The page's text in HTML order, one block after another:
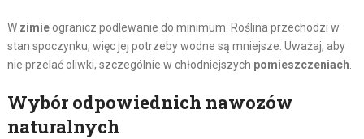
W zimieogranicz podlewanie do minimum. Roślina przechodzi w
stan spoczynku, więc jej potrzeby wodne są mniejsze. Uważaj, aby
nie przelać oliwki, szczególnie w chłodniejszych pomieszczeniach
Wybór odpowiednich nawozów
naturalnych